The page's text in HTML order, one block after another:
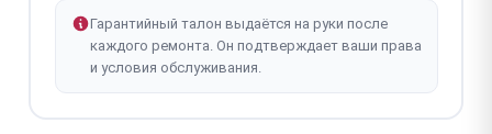
Гарантийный талон выдаётся на руки после
каждого ремонта. Он подтверждает ваши права
и условия обслуживания.